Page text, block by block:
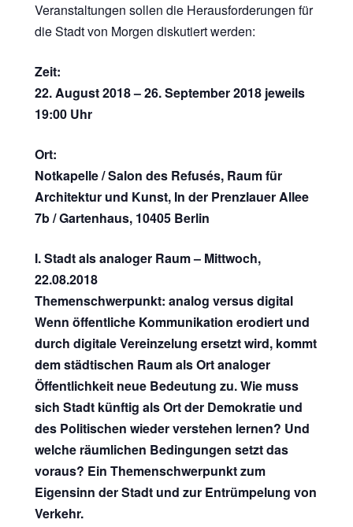
Veranstaltungen sollen die Herausforderungen für
die Stadt von Morgen diskutiert werden:
Zeit:
22. August 2018 – 26. September 2018 jeweils
19:00 Uhr
Ort:
Notkapelle / Salon des Refusés, Raum für
Architektur und Kunst, In der Prenzlauer Allee
7b / Gartenhaus, 10405 Berlin
I. Stadt als analoger Raum – Mittwoch,
22.08.2018
Themenschwerpunkt: analog versus digital
Wenn öffentliche Kommunikation erodiert und
durch digitale Vereinzelung ersetzt wird, kommt
dem städtischen Raum als Ort analoger
Öffentlichkeit neue Bedeutung zu. Wie muss
sich Stadt künftig als Ort der Demokratie und
des Politischen wieder verstehen lernen? Und
welche räumlichen Bedingungen setzt das
voraus? Ein Themenschwerpunkt zum
Eigensinn der Stadt und zur Entrümpelung von
Verkehr.